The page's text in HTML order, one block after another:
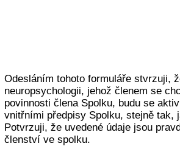
Odesláním tohoto formuláře stvrzuji,
neuropsychologii, jehož členem se
povinnosti člena Spolku, budu se
vnitřními předpisy Spolku, stejně tak,
Potvrzuji, že uvedené údaje jsou
členství ve spolku.